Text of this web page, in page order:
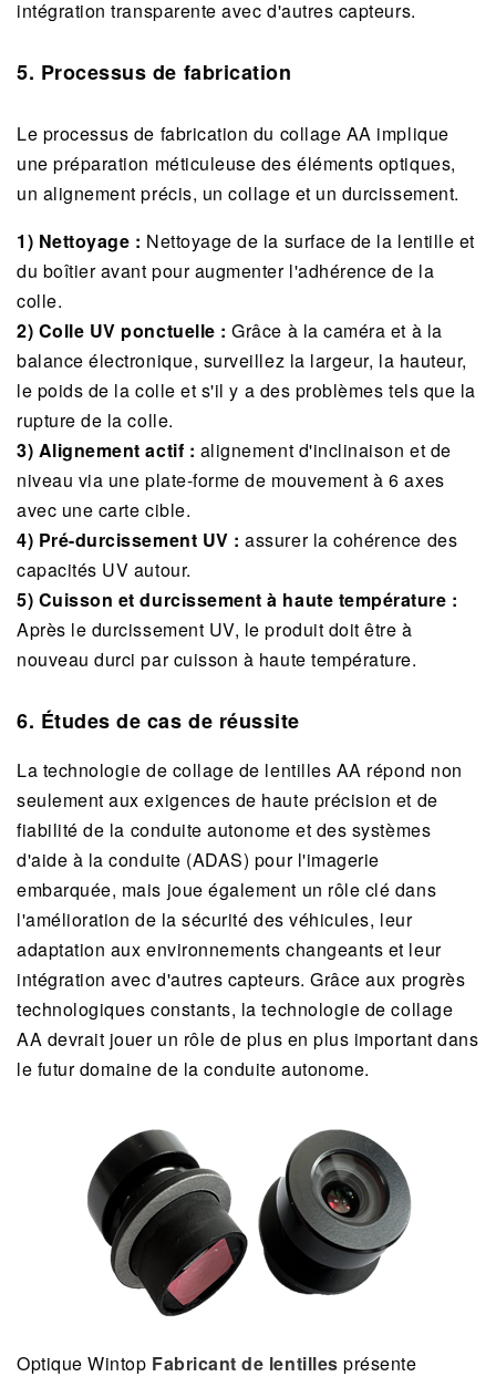
intégration transparente avec d'autres capteurs.
5. Processus de fabrication
Le processus de fabrication du collage AA implique
une préparation méticuleuse des éléments optiques,
un alignement précis, un collage et un durcissement.
1) Nettoyage : Nettoyage de la surface de la lentille et
du boîtier avant pour augmenter l'adhérence de la
colle.
2) Colle UV ponctuelle :Grâce à la caméra et à la
balance électronique, surveillez la largeur, la hauteur,
le poids de la colle et s'il y a des problèmes tels que la
rupture de la colle.
3) Alignement actif : alignement d'inclinaison et de
niveau via une plate-forme de mouvement à 6 axes
avec une carte cible.
4) Pré-durcissement UV :assurer la cohérence des
capacités UV autour.
5) Cuisson et durcissement à haute température :
Après le durcissement UV, le produit doit être à
nouveau durci par cuisson à haute température.
6. Études de cas de réussite
La technologie de collage de lentilles AA répond non
seulement aux exigences de haute précision et de
fiabilité de la conduite autonome et des systèmes
d'aide à la conduite (ADAS) pour l'imagerie
embarquée, mais joue également un rôle clé dans
l'amélioration de la sécurité des véhicules, leur
adaptation aux environnements changeants et leur
intégration avec d'autres capteurs. Grâce aux progrès
technologiques constants, la technologie de collage
AA devrait jouer un rôle de plus en plus important dans
le futur domaine de la conduite autonome.
Optique Wintop Fabricant de lentilles présente